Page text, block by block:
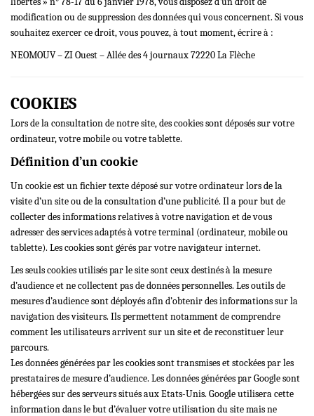
modification ou de suppression des données qui vous concernent. Si vous
souhaitez exercer ce droit, vous pouvez, à tout moment, écrire à :
NEOMOUV – ZI Ouest – Allée des 4 journaux 72220 La Flèche
COOKIES
Lors de la consultation de notre site, des cookies sont déposés sur votre
ordinateur, votre mobile ou votre tablette.
Définition d’un cookie
Un cookie est un fichier texte déposé sur votre ordinateur lors de la
visite d’un site ou de la consultation d’une publicité. Il a pour but de
collecter des informations relatives à votre navigation et de vous
adresser des services adaptés à votre terminal (ordinateur, mobile ou
tablette). Les cookies sont gérés par votre navigateur internet.
Les seuls cookies utilisés par le site sont ceux destinés à la mesure
d’audience et ne collectent pas de données personnelles. Les outils de
mesures d’audience sont déployés afin d’obtenir des informations sur la
navigation des visiteurs. Ils permettent notamment de comprendre
comment les utilisateurs arrivent sur un site et de reconstituer leur
parcours.
Les données générées par les cookies sont transmises et stockées par les
prestataires de mesure d’audience. Les données générées par Google sont
hébergées sur des serveurs situés aux Etats-Unis. Google utilisera cette
information dans le but d’évaluer votre utilisation du site mais ne